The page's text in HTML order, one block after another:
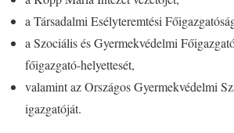
a Társadalmi Esélyteremtési
a Szociális és Gyermekvédelmi
főigazgató-helyettesét,
valamint az Országos Gyermekvédelmi
igazgatóját.